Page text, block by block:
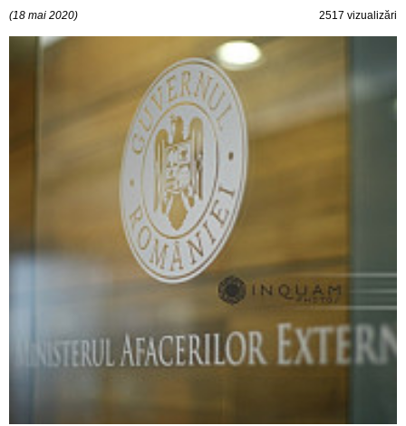
(18 mai 2020) 2517 vizualizări